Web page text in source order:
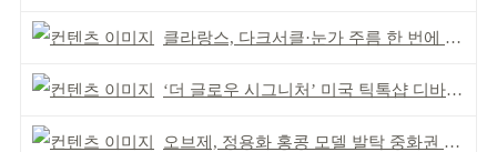
클라랑스, 다크서클·눈가 주름 한 번에 더블 케어
‘더 글로우 시그니처’ 미국 틱톡샵 디바이스 부문 1위
오브제, 정용화 홍콩 모델 발탁 중화권 공략 강화